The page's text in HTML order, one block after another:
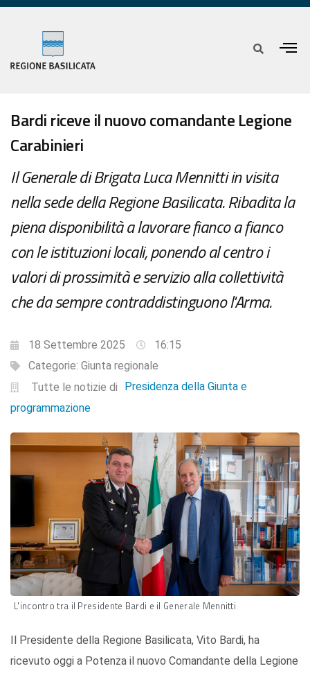
Bardi riceve il nuovo comandante Legione
Carabinieri
Il Generale di Brigata Luca Mennitti in visita
nella sede della Regione Basilicata. Ribadita la
piena disponibilità a lavorare fianco a fianco
con le istituzioni locali, ponendo al centro i
valori di prossimità e servizio alla collettività
che da sempre contraddistinguono l'Arma.
18 Settembre 2025
16:15
Categorie: Giunta regionale
Tutte le notizie di
Presidenza della Giunta e
programmazione
L'incontro tra il Presidente Bardi e il Generale Mennitti
Il Presidente della Regione Basilicata, Vito Bardi, ha
ricevuto oggi a Potenza il nuovo Comandante della Legione